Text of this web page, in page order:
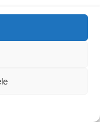
aprilie 2025